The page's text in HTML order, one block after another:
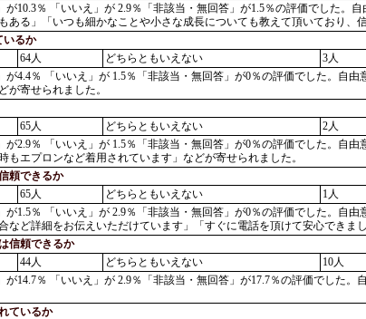
が10.3％ 「いいえ」が 2.9％「非該当・無回答」が1.5％の評価でした
ある」「いつも細かなことや小さな成長についても教えて頂いており
いるか
64人 どちらともいえない 3人
が4.4％ 「いいえ」が 1.5％「非該当・無回答」が0％の評価でした。
が寄せられました。
65人 どちらともいえない 2人
が2.9％ 「いいえ」が 1.5％「非該当・無回答」が0％の評価でした。
もエプロンなど着用されています」などが寄せられました。
頼できるか
65人 どちらともいえない 1人
が1.5％ 「いいえ」が 2.9％「非該当・無回答」が0％の評価でした。
など詳細をお伝えいただけています」「すぐに電話を頂けて安心できま
信頼できるか
44人 どちらともいえない 10人
が14.7％ 「いいえ」が 2.9％「非該当・無回答」が17.7％の評価でし
ているか